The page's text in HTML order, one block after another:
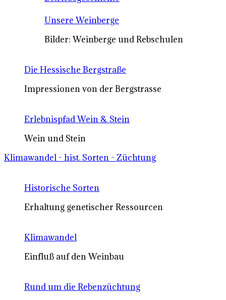
Unsere Weinberge
Bilder: Weinberge und Rebschulen
Die Hessische Bergstraße
Impressionen von der Bergstrasse
Erlebnispfad Wein & Stein
Wein und Stein
Klimawandel - hist. Sorten - Züchtung
Historische Sorten
Erhaltung genetischer Ressourcen
Klimawandel
Einfluß auf den Weinbau
Rund um die Rebenzüchtung